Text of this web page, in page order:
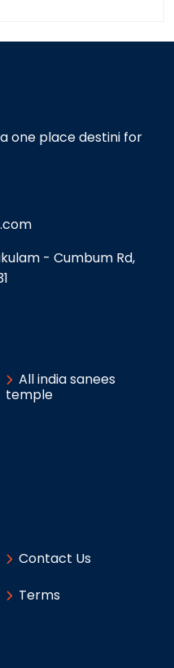
one place destini for
- Cumbum Rd,
All india sanees
temple
Contact Us
Terms